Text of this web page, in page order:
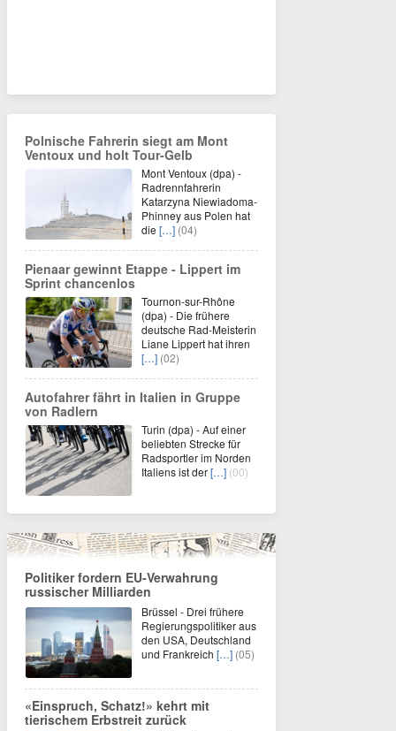
Polnische Fahrerin siegt am Mont
Ventoux und holt Tour-Gelb
Mont Ventoux (dpa) -
Radrennfahrerin
Katarzyna Niewiadoma-
Phinney aus Polen hat
die […] (04)
Pienaar gewinnt Etappe - Lippert im
Sprint chancenlos
Tournon-sur-Rhône
(dpa) - Die frühere
deutsche Rad-Meisterin
Liane Lippert hat ihren
[…] (02)
Autofahrer fährt in Italien in Gruppe
von Radlern
Turin (dpa) - Auf einer
beliebten Strecke für
Radsportler im Norden
Italiens ist der[…] (00)
Politiker fordern EU-Verwahrung
russischer Milliarden
Brüssel - Drei frühere
Regierungspolitiker aus
den USA, Deutschland
und Frankreich […] (05)
«Einspruch, Schatz!» kehrt mit
tierischem Erbstreit zurück